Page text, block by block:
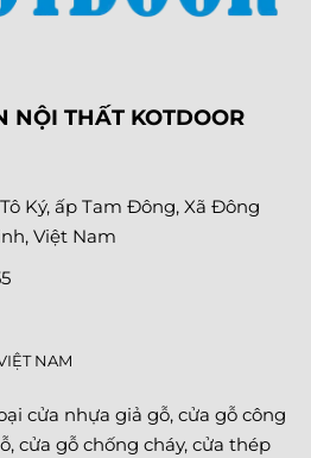
NỘI THẤT KOTDOOR
Ký, ấp Tam Đông, Xã Đông
Việt Nam
NAM
cửa nhựa giả gỗ, cửa gỗ công
cửa gỗ chống cháy, cửa thép